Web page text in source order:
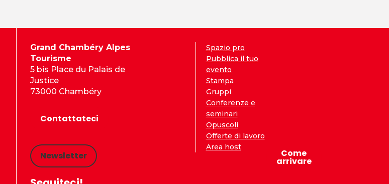
Grand Chambéry Alpes
Tourisme
5 bis Place du Palais de
Justice
73000 Chambéry
Contattateci
Newsletter
Spazio pro
Pubblica il tuo
evento
Stampa
Gruppi
Conferenze e
seminari
Opuscoli
Offerte di lavoro
Area host
Come
arrivare